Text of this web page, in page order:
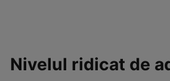
Nivelul ridicat de